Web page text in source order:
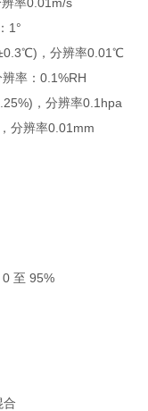
1°
，分辨率0.01℃
率：0.1%RH
，分辨率0.1hpa
分辨率0.01mm
至 95%